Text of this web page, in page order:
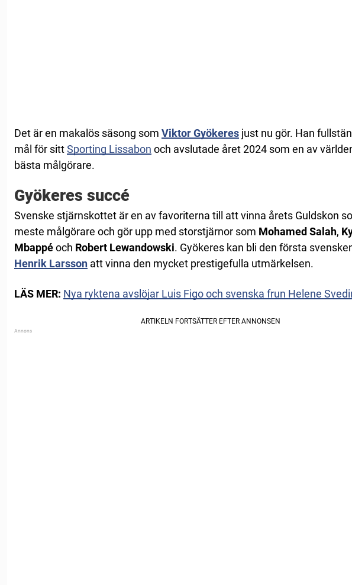
Det är en makalös säsong som Viktor Gyökeres just nu gör. Han
mål för sittSporting Lissabon och avslutade året 2024 som en av
bästa målgörare.
Gyökeres succé
Svenske stjärnskottet är en av favoriterna till att vinna årets Guldskon
meste målgörare och gör upp med storstjärnor som Mohamed Salah,
Mbappéoch Robert Lewandowski. Gyökeres kan bli den första
Henrik Larsson att vinna den mycket prestigefulla utmärkelsen.
LÄS MER: Nya ryktena avslöjar Luis Figo och svenska frun Helene